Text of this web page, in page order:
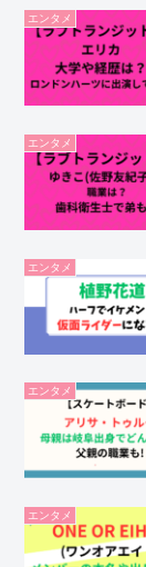
エンタメ
エンタメ
エンタメ
エンタメ
エンタメ